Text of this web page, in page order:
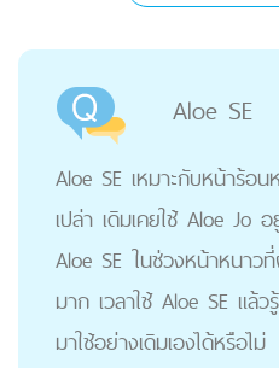
Aloe SE
Aloe SE เหมาะกับหน้าร้อน
เปล่า เดิมเคยใช้ Aloe Jo
Aloe SE ในช่วงหน้าหนา
มาก เวลาใช้ Aloe SE แล้
มาใช้อย่างเดิมเองได้หรือไม่